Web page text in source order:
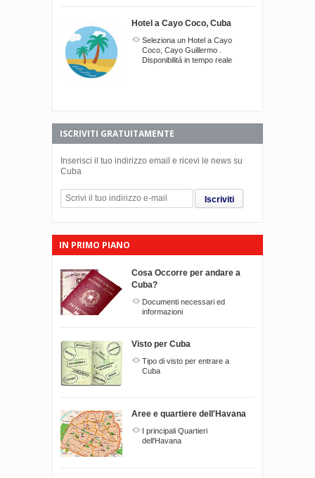
Hotel a Cayo Coco, Cuba
Seleziona un Hotel a Cayo
Coco, Cayo Guillermo .
Disponibilitá in tempo reale
ISCRIVITI GRATUITAMENTE
Inserisci il tuo indirizzo email e ricevi le news su
Cuba
Iscriviti
IN PRIMO PIANO
Cosa Occorre per andare a
Cuba?
Documenti necessari ed
informazioni
Visto per Cuba
Tipo di visto per entrare a
Cuba
Aree e quartiere dell'Havana
I principali Quartieri
dell'Havana